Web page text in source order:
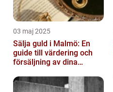
03 maj 2025
Sälja guld i Malmö: En
guide till värdering och
försäljning av dina